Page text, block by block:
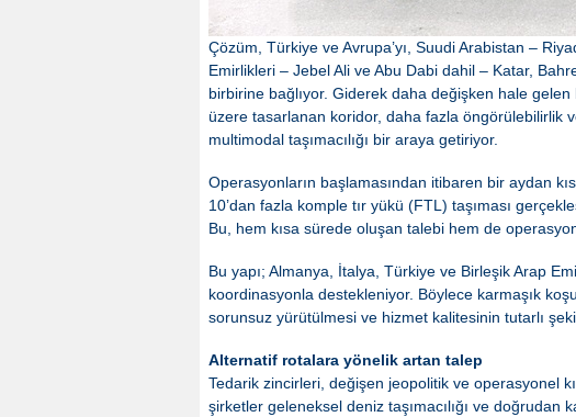
Çözüm, Türkiye ve Avrupa’yı, Suudi Arabistan –
Emirlikleri – Jebel Ali ve Abu Dabi dahil – Katar,
birbirine bağlıyor. Giderek daha değişken hale
üzere tasarlanan koridor, daha fazla öngörülebilirlik
multimodal taşımacılığı bir araya getiriyor.
Operasyonların başlamasından itibaren bir aydan
10’dan fazla komple tır yükü (FTL) taşıması
Bu, hem kısa sürede oluşan talebi hem de
Bu yapı; Almanya, İtalya, Türkiye ve Birleşik Arap
koordinasyonla destekleniyor. Böylece karmaşık
sorunsuz yürütülmesi ve hizmet kalitesinin tutarlı
Alternatif rotalara yönelik artan talep
Tedarik zincirleri, değişen jeopolitik ve operasyonel
şirketler geleneksel deniz taşımacılığı ve doğrudan